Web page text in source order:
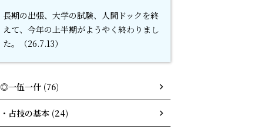
長期の出張、大学の試験、人間ドックを終
えて、今年の上半期がようやく終わりまし
た。（26.7.13）
◎一伍一什 (76)
・占技の基本 (24)